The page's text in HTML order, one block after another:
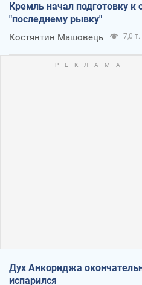
Кремль начал подготовку к
"последнему рывку"
Костянтин Машовець 7,0 т.
Дух Анкориджа
испарился